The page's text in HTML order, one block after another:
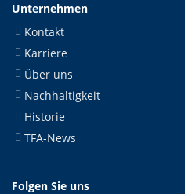
Unternehmen
Kontakt
Karriere
Über uns
Nachhaltigkeit
Historie
TFA-News
Folgen Sie uns